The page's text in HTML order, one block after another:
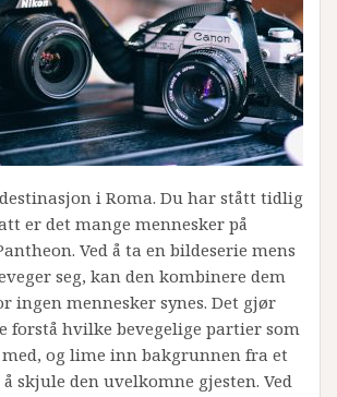
i Roma. Du har stått tidlig
er det mange mennesker på
Ved å ta en bildeserie mens
seg, kan den kombinere dem
ingen mennesker synes. Det gjør
forstå hvilke bevegelige partier som
og lime inn bakgrunnen fra et
skjule den uvelkomne gjesten. Ved